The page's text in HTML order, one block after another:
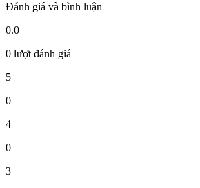
Đánh giá và bình luận
0.0
0 lượt đánh giá
5
0
4
0
3